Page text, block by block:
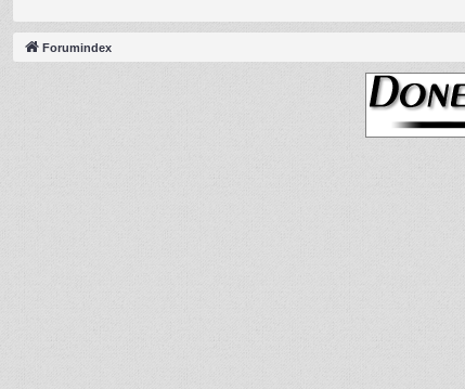
Forumindex